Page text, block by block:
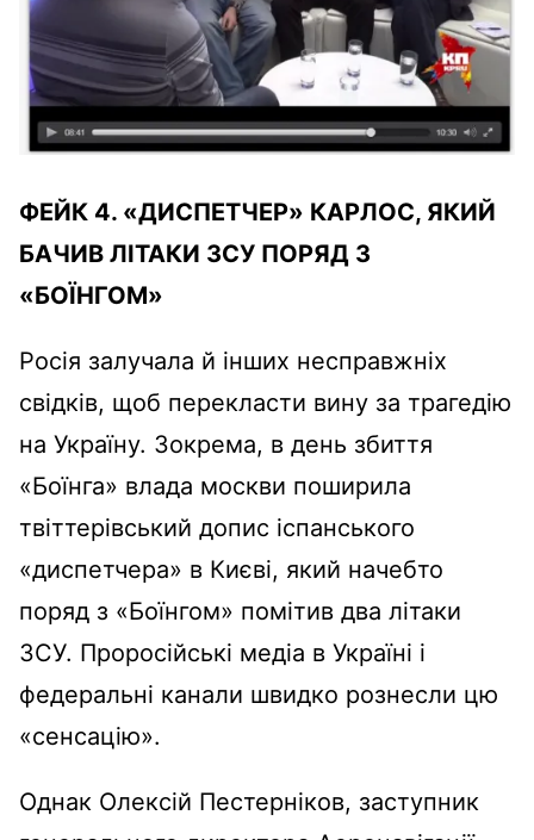
ФЕЙК 4. «ДИСПЕТЧЕР» КАРЛОС, ЯКИЙ
БАЧИВ ЛІТАКИ ЗСУ ПОРЯД З
«БОЇНГОМ»
Росія залучала й інших несправжніх
свідків, щоб перекласти вину за трагедію
на Україну. Зокрема, в день збиття
«Боїнга» влада москви поширила
твіттерівський допис іспанського
«диспетчера» в Києві, який начебто
поряд з «Боїнгом» помітив два літаки
ЗСУ. Проросійські медіа в Україні і
федеральні канали швидко рознесли цю
«сенсацію».
Однак Олексій Пестерніков, заступник